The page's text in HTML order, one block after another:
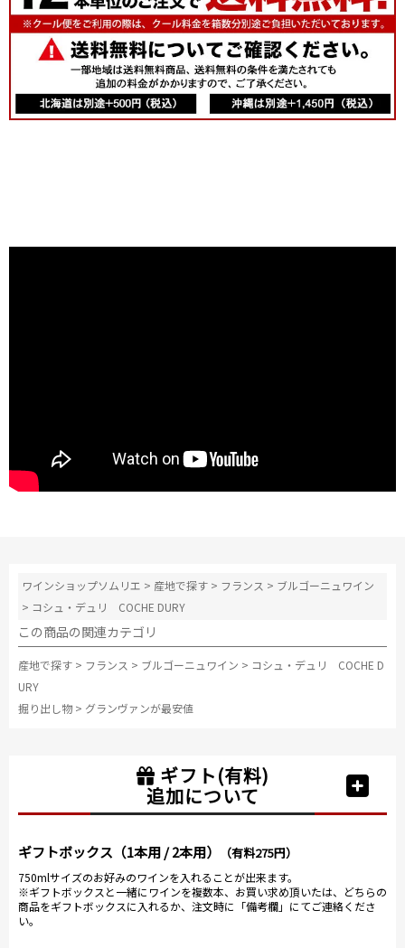
ワインショップソムリエ > 産地で探す > フランス > ブルゴーニュワイン
> コシュ・デュリ COCHE DURY
この商品の関連カテゴリ
産地で探す > フランス > ブルゴーニュワイン > コシュ・デュリ COCHE D
URY
掘り出し物 > グランヴァンが最安値
ギフト(有料)
追加について
ギフトボックス（1本用 / 2本用） （有料275円）
750mlサイズのお好みのワインを入れることが出来ます。
※ギフトボックスと一緒にワインを複数本、お買い求め頂いたは、どちらの
商品をギフトボックスに入れるか、注文時に「備考欄」にてご連絡くださ
い。